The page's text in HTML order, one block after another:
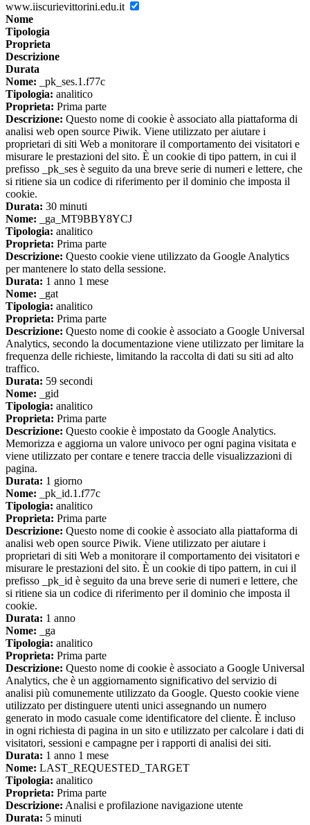
www.iiscurievittorini.edu.it
Nome
Tipologia
Proprieta
Descrizione
Durata
Nome: _pk_ses.1.f77c
Tipologia: analitico
Proprieta: Prima parte
Descrizione: Questo nome di cookie è associato alla piattaforma di
analisi web open source Piwik. Viene utilizzato per aiutare i
proprietari di siti Web a monitorare il comportamento dei visitatori e
misurare le prestazioni del sito. È un cookie di tipo pattern, in cui il
prefisso _pk_ses è seguito da una breve serie di numeri e lettere, che
si ritiene sia un codice di riferimento per il dominio che imposta il
cookie.
Durata: 30 minuti
Nome: _ga_MT9BBY8YCJ
Tipologia: analitico
Proprieta: Prima parte
Descrizione: Questo cookie viene utilizzato da Google Analytics
per mantenere lo stato della sessione.
Durata: 1 anno 1 mese
Nome: _gat
Tipologia: analitico
Proprieta: Prima parte
Descrizione: Questo nome di cookie è associato a Google Universal
Analytics, secondo la documentazione viene utilizzato per limitare la
frequenza delle richieste, limitando la raccolta di dati su siti ad alto
traffico.
Durata: 59 secondi
Nome: _gid
Tipologia: analitico
Proprieta: Prima parte
Descrizione: Questo cookie è impostato da Google Analytics.
Memorizza e aggiorna un valore univoco per ogni pagina visitata e
viene utilizzato per contare e tenere traccia delle visualizzazioni di
pagina.
Durata: 1 giorno
Nome: _pk_id.1.f77c
Tipologia: analitico
Proprieta: Prima parte
Descrizione: Questo nome di cookie è associato alla piattaforma di
analisi web open source Piwik. Viene utilizzato per aiutare i
proprietari di siti Web a monitorare il comportamento dei visitatori e
misurare le prestazioni del sito. È un cookie di tipo pattern, in cui il
prefisso _pk_id è seguito da una breve serie di numeri e lettere, che
si ritiene sia un codice di riferimento per il dominio che imposta il
cookie.
Durata: 1 anno
Nome: _ga
Tipologia: analitico
Proprieta: Prima parte
Descrizione: Questo nome di cookie è associato a Google Universal
Analytics, che è un aggiornamento significativo del servizio di
analisi più comunemente utilizzato da Google. Questo cookie viene
utilizzato per distinguere utenti unici assegnando un numero
generato in modo casuale come identificatore del cliente. È incluso
in ogni richiesta di pagina in un sito e utilizzato per calcolare i dati di
visitatori, sessioni e campagne per i rapporti di analisi dei siti.
Durata: 1 anno 1 mese
Nome: LAST_REQUESTED_TARGET
Tipologia: analitico
Proprieta: Prima parte
Descrizione: Analisi e profilazione navigazione utente
Durata: 5 minuti